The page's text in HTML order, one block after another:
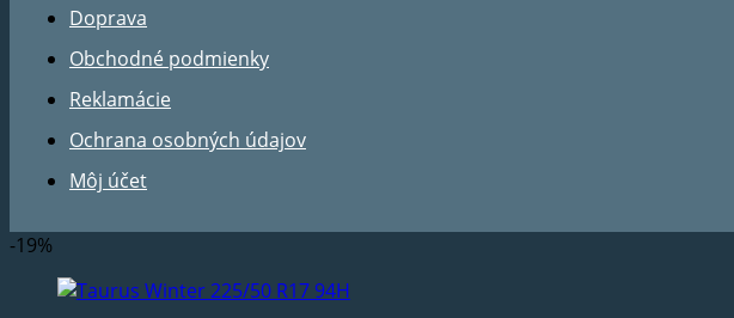
Doprava
Obchodné podmienky
Reklamácie
Ochrana osobných údajov
Môj účet
-19%